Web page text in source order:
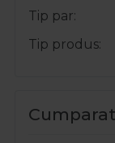
Tip par
Tip produs